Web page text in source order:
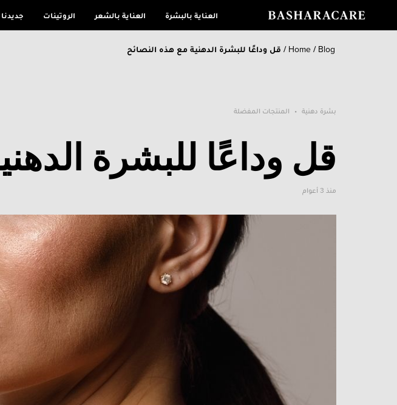
العناية بالبشرة العناية بالشعر الروتينات جديدنا
Home/ Blog
/ قل وداعًا للبشرة الدهنية مع هذه النصائح
بشرة دهنية المنتجات المفضلة
قل وداعًا للبشرة
منذ 3 أعوام